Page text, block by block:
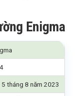
Enigma
4
tháng 8 năm 2023